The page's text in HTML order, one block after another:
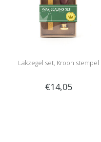
Lakzegel set, Kroon stempel
€14,05